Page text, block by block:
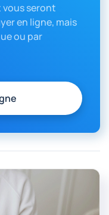
vous seront
en ligne, mais
ou par